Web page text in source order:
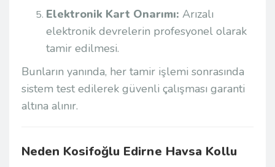
Elektronik Kart Onarımı: Arızalı
elektronik devrelerin profesyonel olarak
tamir edilmesi.
Bunların yanında, her tamir işlemi sonrasında
sistem test edilerek güvenli çalışması garanti
altına alınır.
Neden Kosifoğlu Edirne Havsa Kollu